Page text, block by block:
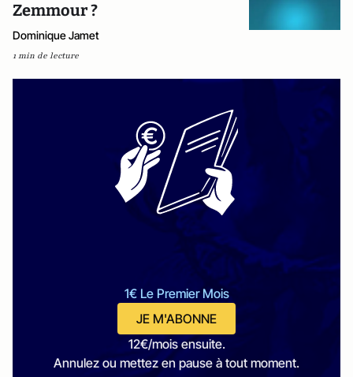
Zemmour ?
Dominique Jamet
1 min de lecture
1€ Le Premier Mois
JE M'ABONNE
12€/mois ensuite.
Annulez ou mettez en pause à tout moment.